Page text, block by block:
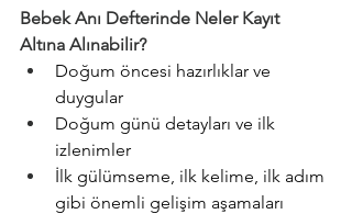
Bebek Anı Defterinde Neler Kayıt
Altına Alınabilir?
Doğum öncesi hazırlıklar ve
duygular
Doğum günü detayları ve ilk
izlenimler
İlk gülümseme, ilk kelime, ilk adım
gibi önemli gelişim aşamaları